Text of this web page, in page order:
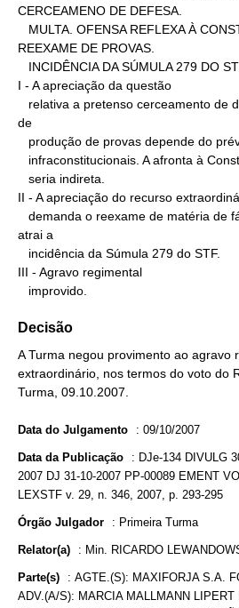
CERCEAMENO DE DEFESA.
REEXAME DE PROVAS.
I - A apreciação da questão
de
II - A apreciação do recurso
atrai a
III - Agravo regimental
   improvido.
Decisão
A Turma negou provimento ao agravo
extraordinário, nos termos do voto do
Turma, 09.10.2007.
Data do Julgamento : 09/10/2007
Data da Publicação : DJe-134 DIVULG
2007 DJ 31-10-2007 PP-00089 EMENT
LEXSTF v. 29, n. 346, 2007, p. 293-295
Órgão Julgador : Primeira Turma
Relator(a) : Min. RICARDO
Parte(s) : AGTE.(S): MAXIFORJA S.A.
ADV.(A/S): MARCIA MALLMANN